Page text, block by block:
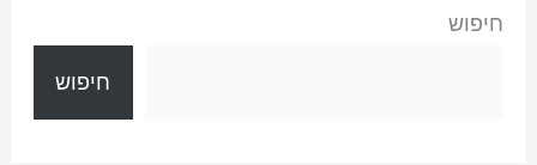
חיפוש
חיפוש